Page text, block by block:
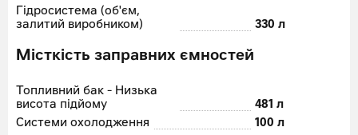
Гідросистема (об'єм,
залитий виробником)
330 л
Місткість заправних ємностей
Топливний бак - Низька
висота підйому
481 л
Системи охолодження
100 л